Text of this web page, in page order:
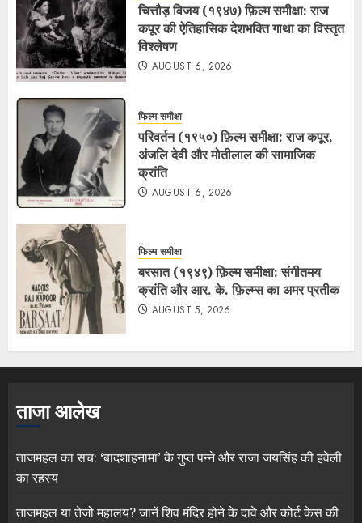
चित्तौड़ विजय (१९४७) फ़िल्म समीक्षा: राज
कपूर की ऐतिहासिक देशभक्ति गाथा का विस्तृत
विश्लेषण
AUGUST 6, 2026
फिल्म समीक्षा
परिवर्तन (१९५०) फ़िल्म समीक्षा: राज कपूर,
अंजलि देवी और मोतीलाल की सामाजिक
क्रांति
AUGUST 6, 2026
फिल्म समीक्षा
बरसात (१९४९) फ़िल्म समीक्षा: संगीतमय
क्रांति और आर. के. फ़िल्म्स का अमर प्रतीक
AUGUST 5, 2026
ताजा आलेख
ताजमहल का सच: ‘बादशाहनामा’ के गुप्त पन्ने और राजा जयसिंह की हवेली
का रहस्य
ताजमहल या तेजो महालय? जानें शिव मंदिर होने के दावे और कोर्ट केस की